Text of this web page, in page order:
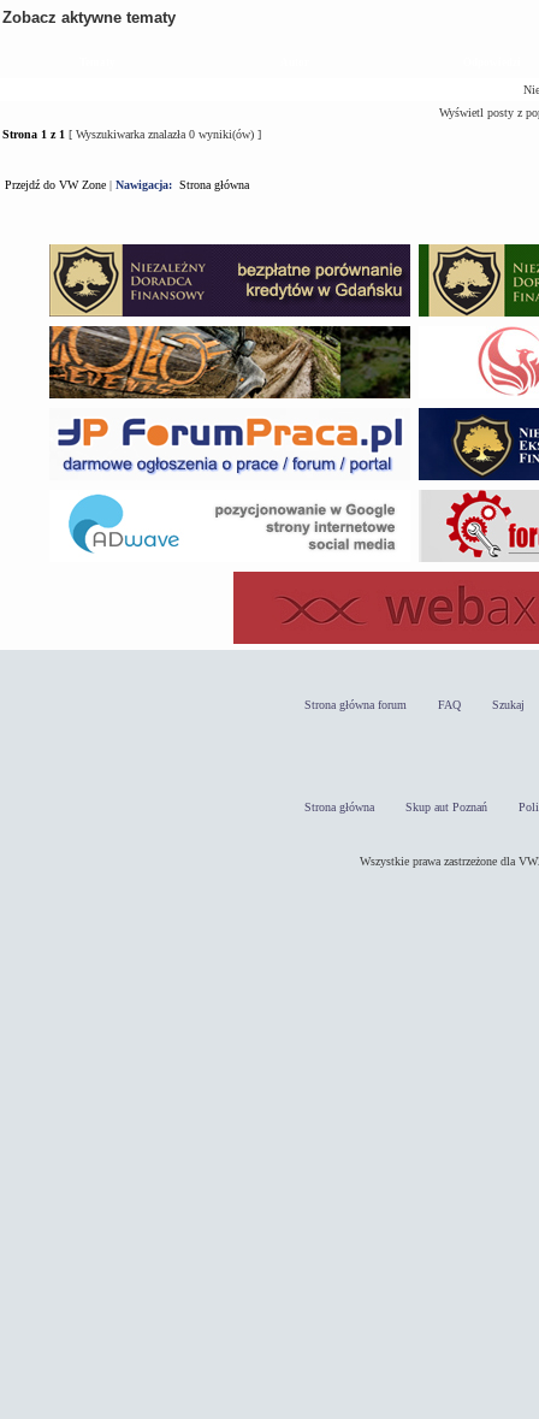
Zobacz aktywne tematy
Wyświetl posty z
Strona 1 z 1 [ Wyszukiwarka znalazła 0 wyniki(ów) ]
Przejdź do VW Zone | Nawigacja: Strona główna
Strona główna forum FAQ Szukaj
Strona główna Skup aut Poznań
Wszystkie prawa zastrzeżone dla